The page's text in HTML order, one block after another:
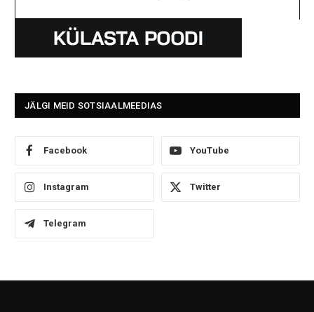
JÄLGI MEID SOTSIAALMEEDIAS
Facebook YouTube
Instagram Twitter
Telegram